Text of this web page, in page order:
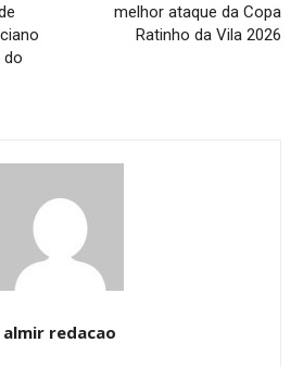
do
melhor ataque da Copa
Ratinho da Vila 2026
almir redacao